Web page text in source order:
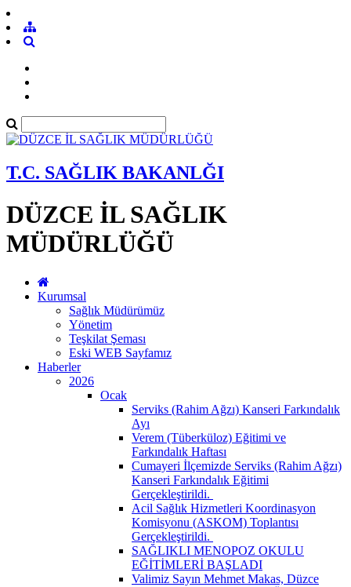
T.C. SAĞLIK BAKANLĞI
DÜZCE İL SAĞLIK
MÜDÜRLÜĞÜ
Kurumsal
Sağlık Müdürümüz
Yönetim
Teşkilat Şeması
Eski WEB Sayfamız
Haberler
2026
Ocak
Serviks (Rahim Ağzı) Kanseri Farkındalık
Ayı
Verem (Tüberküloz) Eğitimi ve
Farkındalık Haftası
Cumayeri İlçemizde Serviks (Rahim Ağzı)
Kanseri Farkındalık Eğitimi
Gerçekleştirildi. ​
Acil Sağlık Hizmetleri Koordinasyon
Komisyonu (ASKOM) Toplantısı
Gerçekleştirildi. ​
SAĞLIKLI MENOPOZ OKULU
EĞİTİMLERİ BAŞLADI
Valimiz Sayın Mehmet Makas, Düzce